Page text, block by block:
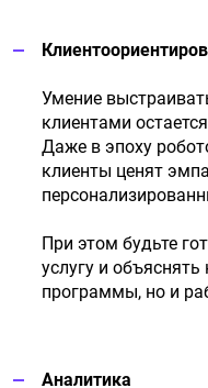
Умение
клиентами
Даже в эпоху
клиенты ценят
При этом будьте
услугу и
программы, но и
Аналитика